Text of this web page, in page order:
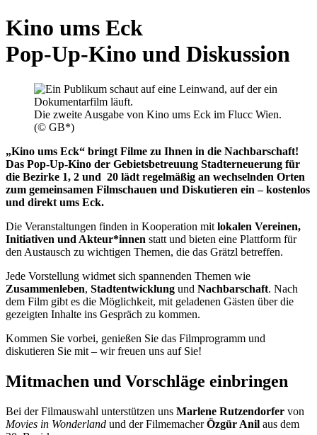
Kino ums Eck
Pop-Up-Kino und Diskussion
Die zweite Ausgabe von Kino ums Eck im Flucc Wien.
(© GB*)
„Kino ums Eck“ bringt Filme zu Ihnen in die Nachbarschaft!
Das Pop-Up-Kino der Gebietsbetreuung Stadterneuerung für
die Bezirke 1, 2 und 20 lädt regelmäßig an wechselnden Orten
zum gemeinsamen Filmschauen und Diskutieren ein – kostenlos
und direkt ums Eck.
Die Veranstaltungen finden in Kooperation mit lokalen Vereinen,
Initiativen und Akteur*innen statt und bieten eine Plattform für
den Austausch zu wichtigen Themen, die das Grätzl betreffen.
Jede Vorstellung widmet sich spannenden Themen wie
Zusammenleben, Stadtentwicklung und Nachbarschaft. Nach
dem Film gibt es die Möglichkeit, mit geladenen Gästen über die
gezeigten Inhalte ins Gespräch zu kommen.
Kommen Sie vorbei, genießen Sie das Filmprogramm und
diskutieren Sie mit – wir freuen uns auf Sie!
Mitmachen und Vorschläge einbringen
Bei der Filmauswahl unterstützen uns Marlene Rutzendorfer von
Movies in Wonderland und der FilmemacherÖzgür Anil aus dem